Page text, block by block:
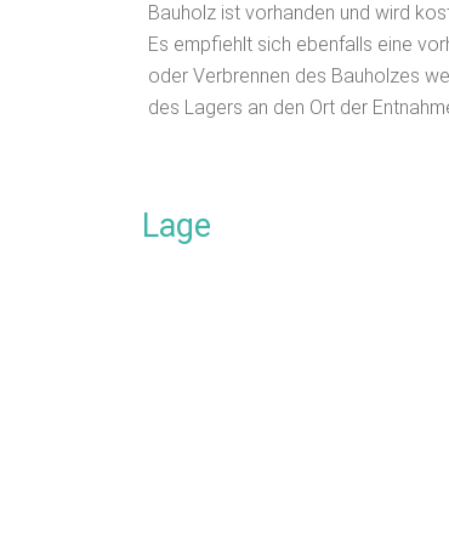
Bauholz ist vorhanden und wird
Es empfiehlt sich ebenfalls eine
oder Verbrennen des Bauholzes
des Lagers an den Ort der
Lage